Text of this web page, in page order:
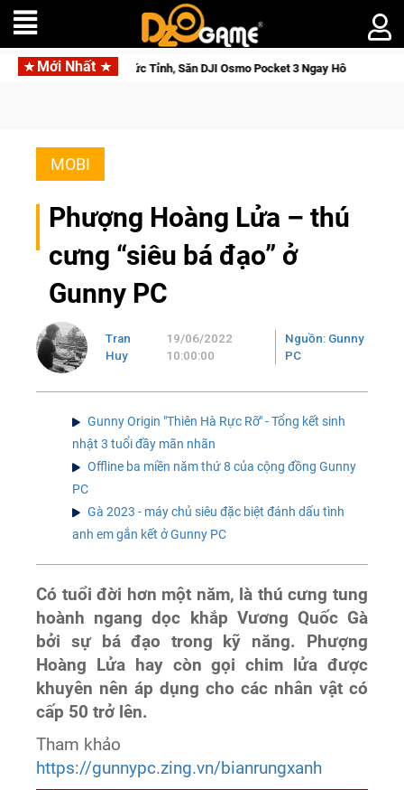
Mới Nhất
Thức Tỉnh, Săn DJI Osmo Pocket 3 Ngay Hôm Nay
MOBI
Phượng Hoàng Lửa – thú
cưng “siêu bá đạo” ở
Gunny PC
Tran
Huy
19/06/2022
10:00:00
Nguồn: Gunny
PC
Gunny Origin "Thiên Hà Rực Rỡ" - Tổng kết sinh
nhật 3 tuổi đầy mãn nhãn
Offline ba miền năm thứ 8 của cộng đồng Gunny
PC
Gà 2023 - máy chủ siêu đặc biệt đánh dấu tình
anh em gắn kết ở Gunny PC
Có tuổi đời hơn một năm, là thú cưng tung
hoành ngang dọc khắp Vương Quốc Gà
bởi sự bá đạo trong kỹ năng. Phượng
Hoàng Lửa hay còn gọi chim lửa được
khuyên nên áp dụng cho các nhân vật có
cấp 50 trở lên.
Tham khảo
https://gunnypc.zing.vn/bianrungxanh